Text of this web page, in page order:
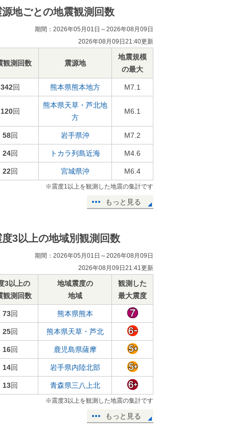
源地ごとの地震観測回数
期間：2026年05月01日～2026年08月09日
2026年08月09日21:40更新
観測回数 震源地
地震規模
の最大
342回 熊本県熊本地方 M7.1
120回
熊本県天草・芦北地
方
M6.1
58回 岩手県沖 M7.2
24回 トカラ列島近海 M4.6
22回 宮城県沖 M6.4
※震度1以上を観測した地震の集計です
もっと見る
度3以上の地域別観測回数
期間：2026年05月01日～2026年08月09日
2026年08月09日21:41更新
3以上の
観測回数
地域震度の
地域
観測した
最大震度
73回 熊本県熊本
25回 熊本県天草・芦北
16回 鹿児島県薩摩
14回 岩手県内陸北部
13回 青森県三八上北
※震度3以上を観測した地震の集計です
もっと見る